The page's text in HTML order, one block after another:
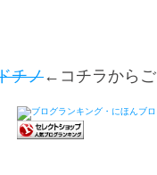
チノ←コチラから